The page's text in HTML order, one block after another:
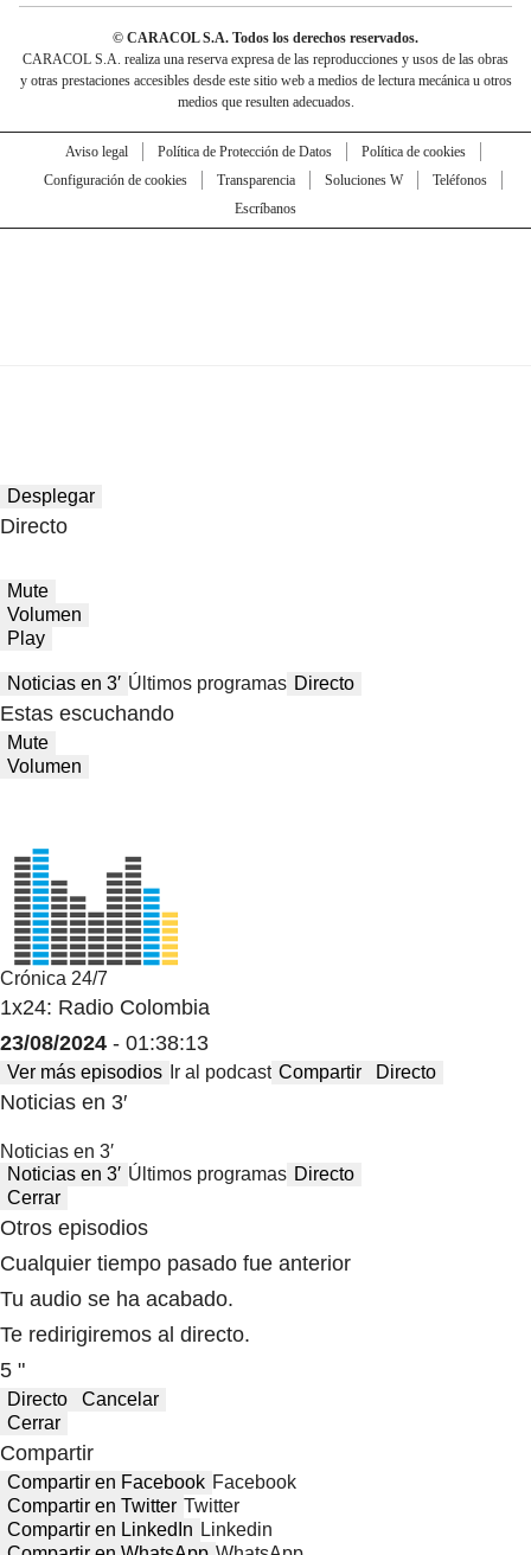
© CARACOL S.A. Todos los derechos reservados.
CARACOL S.A. realiza una reserva expresa de las reproducciones y usos de las obras
y otras prestaciones accesibles desde este sitio web a medios de lectura mecánica u otros
medios que resulten adecuados.
Aviso legal Política de Protección de Datos
Política de cookies
Configuración de cookies
Transparencia Soluciones W
Teléfonos
Escríbanos
Desplegar
Directo
Mute
Volumen
Play
Noticias en 3′ Últimos programas Directo
Estas escuchando
Mute
Volumen
Crónica 24/7
1x24: Radio Colombia
23/08/2024 - 01:38:13
Ver más episodios Ir al podcast Compartir Directo
Noticias en 3′
Noticias en 3′
Noticias en 3′ Últimos programas Directo
Cerrar
Otros episodios
Cualquier tiempo pasado fue anterior
Tu audio se ha acabado.
Te redirigiremos al directo.
5 "
Directo
Cancelar
Cerrar
Compartir
Compartir en Facebook Facebook
Compartir en Twitter Twitter
Compartir en LinkedIn Linkedin